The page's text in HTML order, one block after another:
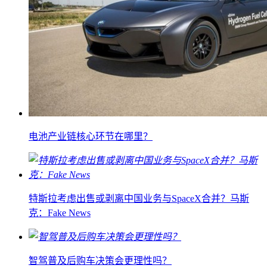
电池产业链核心环节在哪里？
特斯拉考虑出售或剥离中国业务与SpaceX合并？马斯
克：Fake News
智驾普及后购车决策会更理性吗？